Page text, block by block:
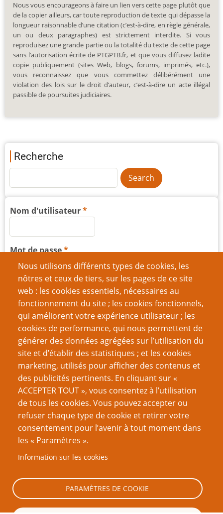
Nous utilisons différents types de cookies, les
nôtres et ceux de tiers, sur les pages de ce site
web : les cookies essentiels, nécessaires au
fonctionnement du site ; les cookies fonctionnels,
qui améliorent votre expérience utilisateur ; les
cookies de performance, qui nous permettent de
générer des données agrégées sur l’utilisation du
site et d’établir des statistiques ; et les cookies
marketing, utilisés pour afficher des contenus et
des publicités pertinents. En cliquant sur «
ACCEPTER TOUT », vous consentez à l’utilisation
de tous les cookies. Vous pouvez accepter ou
refuser chaque type de cookie et retirer votre
consentement pour l’avenir à tout moment dans
les « Paramètres ».
Information sur les cookies
PARAMÈTRES DE COOKIE
Nous vous encourageons à faire un lien vers cette page plutôt que
de la copier ailleurs, car toute reproduction de texte qui dépasse la
longueur raisonnable d’une citation (c’est-à-dire, en règle générale,
un ou deux paragraphes) est strictement interdite. Si vous
reproduisez une grande partie ou la totalité du texte de cette page
sans l’autorisation écrite de PTGPTB.fr, et que vous diffusez ladite
copie publiquement (sites Web, blogs, forums, imprimés, etc.),
vous reconnaissez que vous commettez délibérément une
violation des lois sur le droit d’auteur, c’est-à-dire un acte illégal
passible de poursuites judiciaires.
Recherche
Nom d'utilisateur
Mot de passe
Créer un nouveau compte
Réinitialiser votre mot de passe
VOUS AIMEREZ AUSSI
(communiqué) Ouverture de l’Académie PTGPTB de
Roleplaying Games
GN et extrémisme violent
Vieillards: Le micro-JdR
Une nuit à l‘Auberge achetée, une journée chez les
Jouer au JdR même confiné